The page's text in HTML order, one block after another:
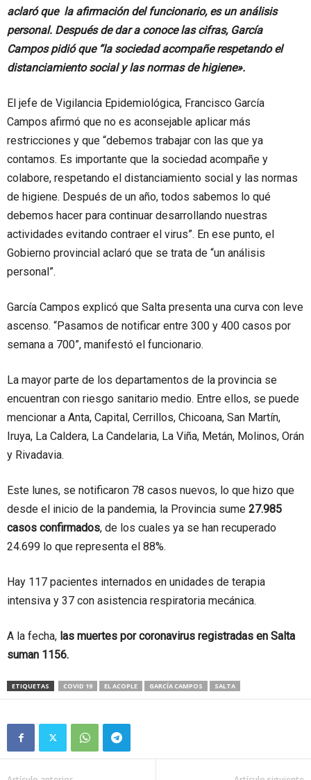
aclaró que la afirmación del funcionario, es un análisis
personal. Después de dar a conoce las cifras, García
Campos pidió que “la sociedad acompañe respetando el
distanciamiento social y las normas de higiene».
El jefe de Vigilancia Epidemiológica, Francisco García
Campos afirmó que no es aconsejable aplicar más
restricciones y que “debemos trabajar con las que ya
contamos. Es importante que la sociedad acompañe y
colabore, respetando el distanciamiento social y las normas
de higiene. Después de un año, todos sabemos lo qué
debemos hacer para continuar desarrollando nuestras
actividades evitando contraer el virus”. En ese punto, el
Gobierno provincial aclaró que se trata de “un análisis
personal”.
García Campos explicó que Salta presenta una curva con leve
ascenso. “Pasamos de notificar entre 300 y 400 casos por
semana a 700”, manifestó el funcionario.
La mayor parte de los departamentos de la provincia se
encuentran con riesgo sanitario medio. Entre ellos, se puede
mencionar a Anta, Capital, Cerrillos, Chicoana, San Martín,
Iruya, La Caldera, La Candelaria, La Viña, Metán, Molinos, Orán
y Rivadavia.
Este lunes, se notificaron 78 casos nuevos, lo que hizo que
desde el inicio de la pandemia, la Provincia sume 27.985
casos confirmados, de los cuales ya se han recuperado
24.699 lo que representa el 88%.
Hay 117 pacientes internados en unidades de terapia
intensiva y 37 con asistencia respiratoria mecánica.
A la fecha, las muertes por coronavirus registradas en Salta
suman 1156.
ETIQUETAS COVID 19 EL ACOPLE GARCÍA CAMPOS SALTA